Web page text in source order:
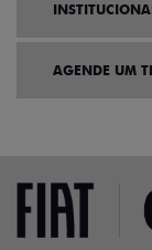
AGENDE UM